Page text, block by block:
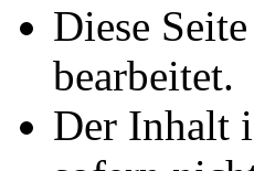
Diese
bearbeitet.
Der Inhalt